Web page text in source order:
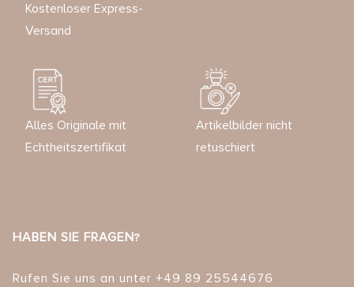
Kostenloser Express-
Versand
Alles Originale mit
Echtheitszertifikat
Artikelbilder nicht
retuschiert
HABEN SIE FRAGEN?
Rufen Sie uns an unter +49 89 25544676